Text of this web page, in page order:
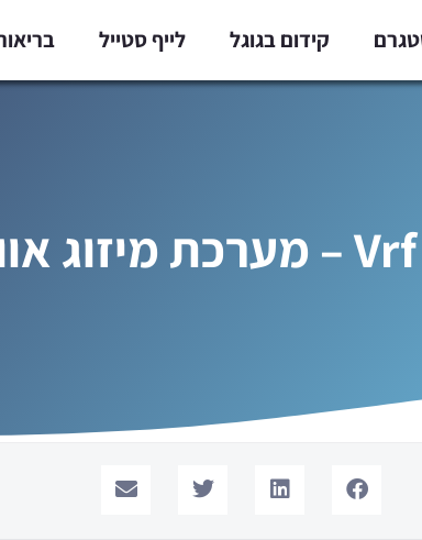
קידום בגוגל לייף סטייל
Vrf – מערכת מיזוג אוויר